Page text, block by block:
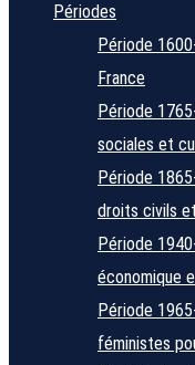
Périodes
Période
France
Période
sociales et
Période
droits civils
Période
économique
Période
féministes